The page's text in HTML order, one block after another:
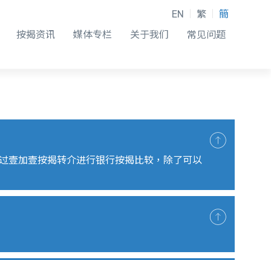
EN 繁
簡
按揭资讯
媒体专栏 关于我们 常见问题
壹加壹按揭转介进行银行按揭比较，除了可以